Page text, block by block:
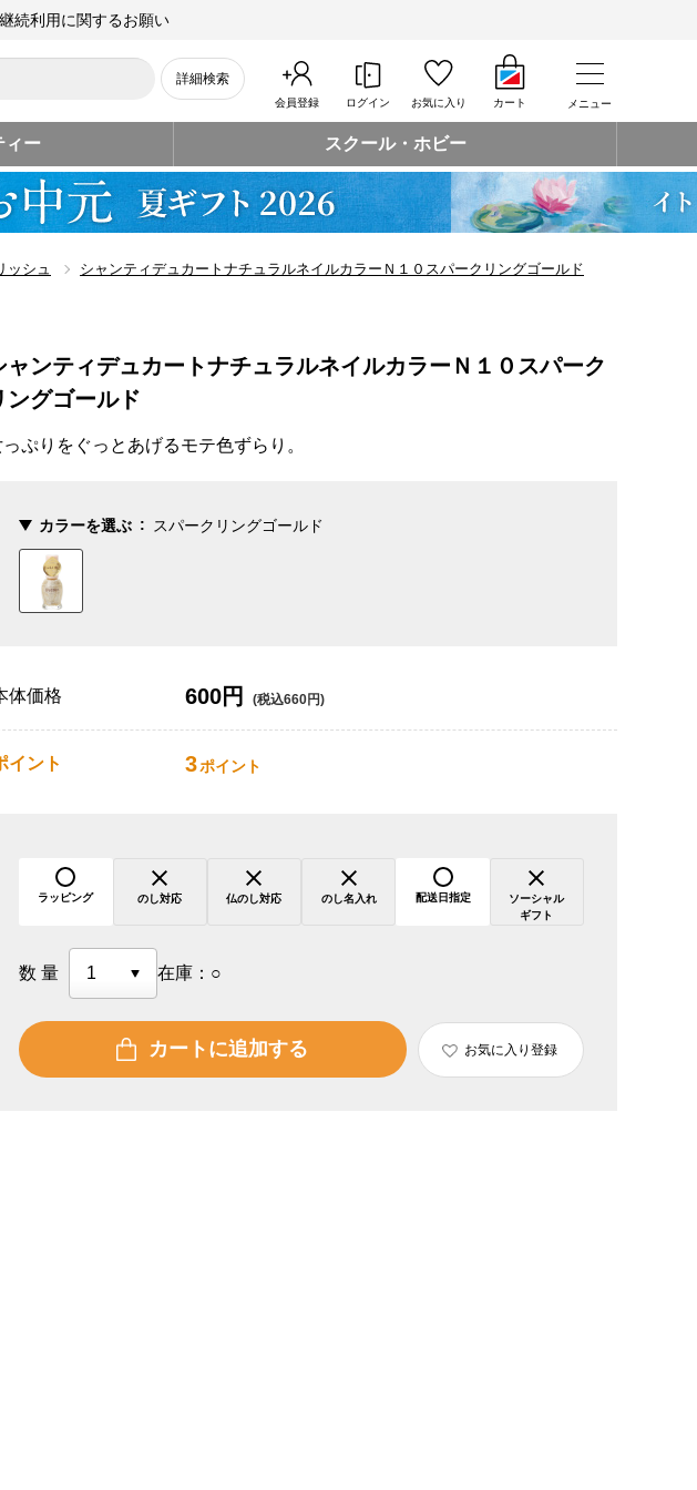
続利用に関するお願い
詳細検索
会員登録 ログイン お気に入り カート メニュー
ィー スクール・ホビー
ッシュ シャンティデュカートナチュラルネイルカラーＮ１０スパークリングゴールド
ャンティデュカートナチュラルネイルカラーＮ１０スパーク
ングゴールド
ぷりをぐっとあげるモテ色ずらり。
カラーを選ぶ スパークリングゴールド
体価格 600円 (税込660円)
イント 3ポイント
ラッピング のし対応 仏のし対応 のし名入れ 配送日指定
ソーシャル
ギフト
数量 在庫： ○
カートに追加する お気に入り登録